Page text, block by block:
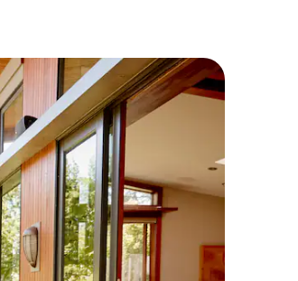
検索結果を確認することができます。